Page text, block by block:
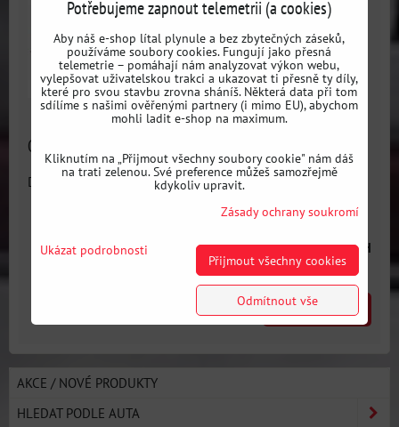
Geometrie manuální analogová
Dostupnost:Skladem
2501 Kčs DPH
DO KOŠÍKU
AKCE / NOVÉ PRODUKTY
HLEDAT PODLE AUTA
Potřebujeme zapnout telemetrii (a cookies)
Aby náš e-shop lítal plynule a bez zbytečných záseků,
používáme soubory cookies. Fungují jako přesná
telemetrie – pomáhají nám analyzovat výkon webu,
vylepšovat uživatelskou trakci a ukazovat ti přesně ty díly,
které pro svou stavbu zrovna sháníš. Některá data při tom
sdílíme s našimi ověřenými partnery (i mimo EU), abychom
mohli ladit e-shop na maximum.
Kliknutím na „Přijmout všechny soubory cookie" nám dáš
na trati zelenou. Své preference můžeš samozřejmě
kdykoliv upravit.
Zásady ochrany soukromí
Ukázat podrobnosti
Přijmout všechny cookies
Odmítnout vše